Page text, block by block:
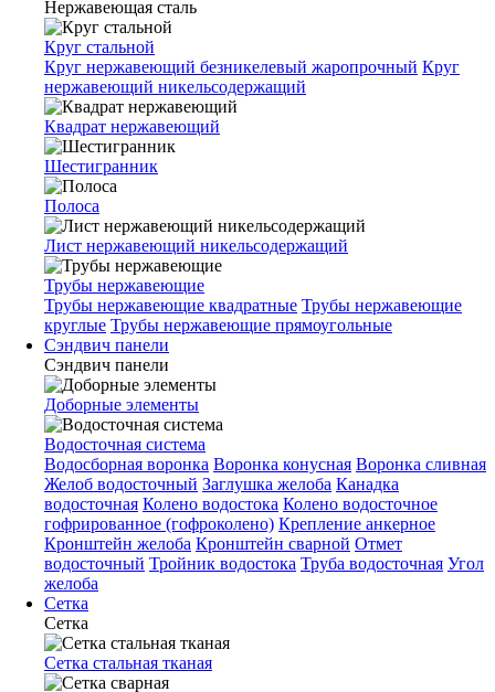
Нержавеющая сталь
Круг стальной
Круг нержавеющий безникелевый жаропрочный Круг
нержавеющий никельсодержащий
Квадрат нержавеющий
Шестигранник
Полоса
Лист нержавеющий никельсодержащий
Трубы нержавеющие
Трубы нержавеющие квадратные Трубы нержавеющие
круглые Трубы нержавеющие прямоугольные
Сэндвич панели
Сэндвич панели
Доборные элементы
Водосточная система
Водосборная воронка Воронка конусная Воронка сливная
Желоб водосточный Заглушка желоба Канадка
водосточная Колено водостока Колено водосточное
гофрированное (гофроколено) Крепление анкерное
Кронштейн желоба Кронштейн сварной Отмет
водосточный Тройник водостока Труба водосточная Угол
желоба
Сетка
Сетка
Сетка стальная тканая